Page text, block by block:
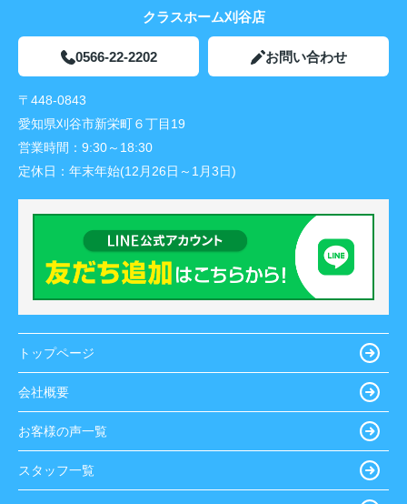
クラスホーム刈谷店
0566-22-2202 お問い合わせ
〒448-0843
愛知県刈谷市新栄町６丁目19
営業時間： 9:30～18:30
定休日： 年末年始(12月26日～1月3日)
トップページ
会社概要
お客様の声一覧
スタッフ一覧